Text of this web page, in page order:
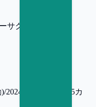
サクセス
2024年度実績(春1.5カ